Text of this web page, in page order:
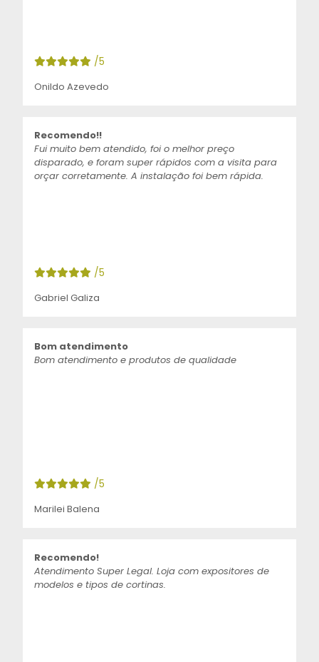
/5
Onildo Azevedo
Recomendo!!
Fui muito bem atendido, foi o melhor preço
disparado, e foram super rápidos com a visita para
orçar corretamente. A instalação foi bem rápida.
/5
Gabriel Galiza
Bom atendimento
Bom atendimento e produtos de qualidade
/5
Marilei Balena
Recomendo!
Atendimento Super Legal. Loja com expositores de
modelos e tipos de cortinas.